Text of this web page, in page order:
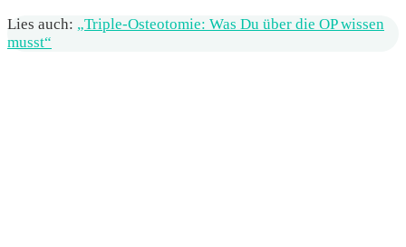
Lies auch: „Triple-Osteotomie: Was Du über die OP wissen
musst“